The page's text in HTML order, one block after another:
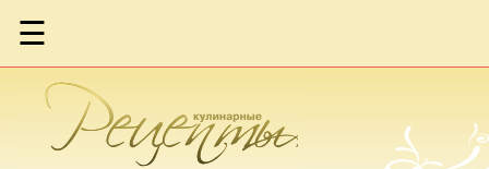
☰
Фаршированный
картофель
Фаршированные